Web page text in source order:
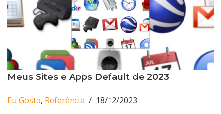
Meus Sites e Apps Default de 2023
Eu Gosto, Referência 18/12/2023